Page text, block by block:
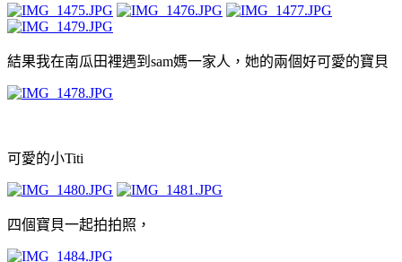
結果我在南瓜田裡遇到sam媽一家人，她的兩個好可愛的寶貝
可愛的小Titi
四個寶貝一起拍拍照，